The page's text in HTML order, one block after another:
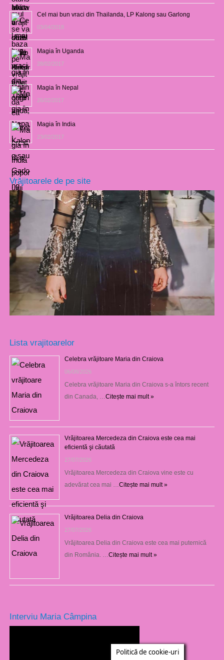
Cel mai bun vraci din Thailanda, LP Kalong sau Garlong
03/04/2018
Magia în Uganda
28/02/2017
Magia în Nepal
26/02/2017
Magia în India
23/02/2017
Vrăjitoarele de pe site
Lista vrajitoarelor
Celebra vrăjitoare Maria din Craiova
06/08/2026
Celebra vrăjitoare Maria din Craiova s-a întors recent
din Canada, … Citește mai mult »
Vrăjitoarea Mercedeza din Craiova este cea mai
eficientă şi căutată
27/07/2026
Vrăjitoarea Mercedeza din Craiova vine este cu
adevărat cea mai … Citește mai mult »
Vrăjitoarea Delia din Craiova
27/07/2026
Vrăjitoarea Delia din Craiova este cea mai puternică
din România. … Citește mai mult »
Interviu Maria Câmpina
Politică de cookie-uri